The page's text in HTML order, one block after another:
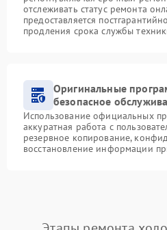
отслеживать статус ремонта
предоставляется
продления срока службы
Оригинальные
безопасное
Использование официальных
аккуратная работа с
резервное копирование,
восстановление информации